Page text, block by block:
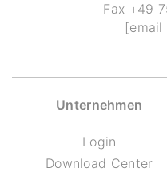
Fax +49
Unternehmen
Login
Download Center